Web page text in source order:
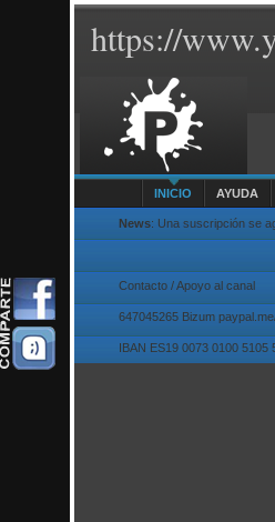
https://
INICIO AYUDA
News: Una suscripción se
Contacto / Apoyo al canal
647045265 Bizum
IBAN ES19 0073 0100 5105